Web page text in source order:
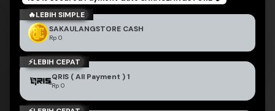
SAKAULANGSTORE CASH
Rp 0
🔥LEBIH SIMPLE
QRIS ( All Payment ) 1
Rp 0
⚡LEBIH CEPAT
BEST PRICE